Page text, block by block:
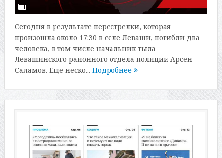
Сегодня в результате перестрелки, которая
произошла около 17:30 в селе Леваши, погибли два
человека, в том числе начальник тыла
Левашинского районного отдела полиции Арсен
Саламов. Еще неско... Подробнее